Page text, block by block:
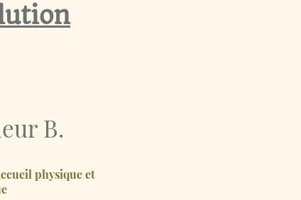
B.
physique et